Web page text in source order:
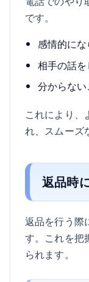
です。
感情的にな
相手の話を
分からない
これにより、
れ、スムーズ
返品時
返品を行う際
す。これを把
られます。